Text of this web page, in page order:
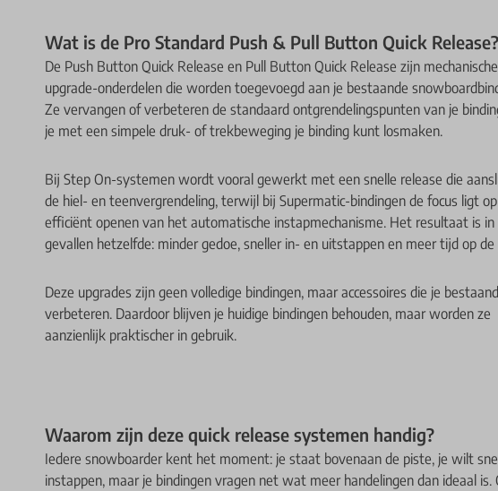
Wat is de Pro Standard Push & Pull Button Quick Release?
De Push Button Quick Release en Pull Button Quick Release zijn mechanische
upgrade-onderdelen die worden toegevoegd aan je bestaande
Ze vervangen of verbeteren de standaard ontgrendelingspunten van je
je met een simpele druk- of trekbeweging je binding kunt losmaken.
Bij Step On-systemen wordt vooral gewerkt met een snelle release die
de hiel- en teenvergrendeling, terwijl bij Supermatic-bindingen de focus ligt
efficiënt openen van het automatische instapmechanisme. Het resultaat is in
gevallen hetzelfde: minder gedoe, sneller in- en uitstappen en meer tijd op de
Deze upgrades zijn geen volledige bindingen, maar accessoires die je
verbeteren. Daardoor blijven je huidige bindingen behouden, maar worden ze
aanzienlijk praktischer in gebruik.
Waarom zijn deze quick release systemen handig?
Iedere snowboarder kent het moment: je staat bovenaan de piste, je wilt snel
instappen, maar je bindingen vragen net wat meer handelingen dan ideaal is.